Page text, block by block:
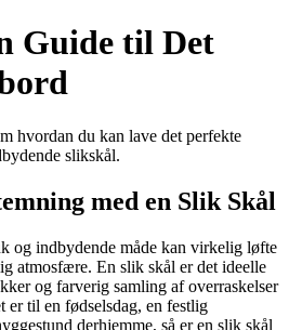
Guide til Det
hvordan du kan lave det perfekte
slikskål.
med en Slik Skål
og indbydende måde kan virkelig løfte
atmosfære. En slik skål er det ideelle
og farverig samling af overraskelser
er til en fødselsdag, en festlig
derhjemme, så er en slik skål